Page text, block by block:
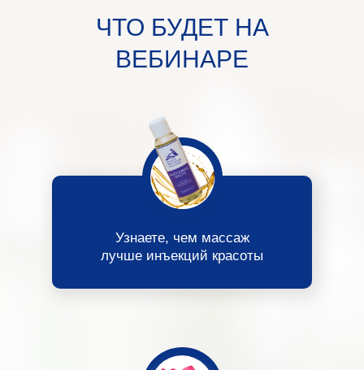
ЧТО БУДЕТ НА
ВЕБИНАРЕ
Узнаете, чем массаж
лучше инъекций красоты